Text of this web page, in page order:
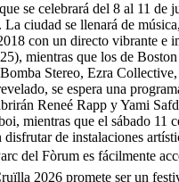
se celebrará del 8 al 11
ciudad se llenará de
con un directo vibrante e
mientras que los de
Stereo, Ezra
se espera una
Reneé Rapp y Yami
mientras que el sábado
de instalaciones
del Fòrum es fácilmente
2026 promete ser un